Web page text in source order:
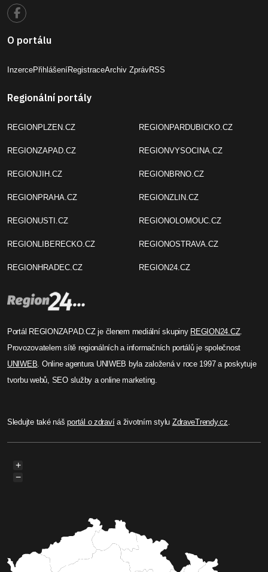
O portálu
InzercePřihlášeníRegistraceArchiv ZprávRSS
Regionální portály
REGIONPLZEN.CZ
REGIONZAPAD.CZ
REGIONJIH.CZ
REGIONPRAHA.CZ
REGIONUSTI.CZ
REGIONLIBERECKO.CZ
REGIONHRADEC.CZ
REGIONPARDUBICKO.CZ
REGIONVYSOCINA.CZ
REGIONBRNO.CZ
REGIONZLIN.CZ
REGIONOLOMOUC.CZ
REGIONOSTRAVA.CZ
REGION24.CZ
Portál REGIONZAPAD.CZ je členem mediální skupiny REGION24.CZ.
Provozovatelem sítě regionálních a informačních portálů je společnost
UNIWEB. Online agentura UNIWEB byla založená v roce 1997 a poskytuje
tvorbu webů, SEO služby a online marketing.
Sledujte také nášportál o zdravía životním stylu ZdraveTrendy.cz.
+
−